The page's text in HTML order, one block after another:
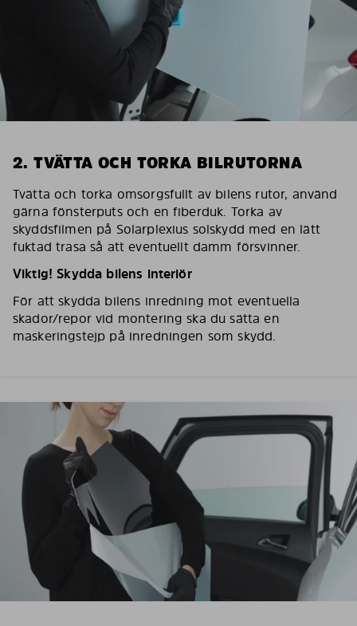
2. TVÄTTA OCH TORKA BILRUTORNA
Tvätta och torka omsorgsfullt av bilens rutor, använd
gärna fönsterputs och en fiberduk. Torka av
skyddsfilmen på Solarplexius solskydd med en lätt
fuktad trasa så att eventuellt damm försvinner.
Viktig! Skydda bilens interiör
För att skydda bilens inredning mot eventuella
skador/repor vid montering ska du sätta en
maskeringstejp på inredningen som skydd.